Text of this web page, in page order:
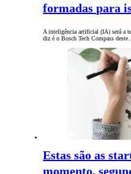
formadas para
A inteligência artificial (IA) será a
diz é o Bosch Tech Compass
Estas são as
momento,